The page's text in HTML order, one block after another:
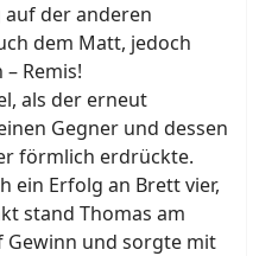
auf der anderen
dem Matt, jedoch
Remis!
als der erneut
Gegner und dessen
förmlich erdrückte.
ein Erfolg an Brett vier,
stand Thomas am
und sorgte mit